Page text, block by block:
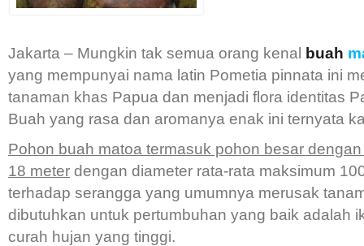
Jakarta – Mungkin tak semua orang kenal buah
yang mempunyai nama latin Pometia pinnata ini
tanaman khas Papua dan menjadi flora identitas
Buah yang rasa dan aromanya enak ini ternyata
Pohon buah matoa termasuk pohon besar
18 meter dengan diameter rata-rata maksimum
terhadap serangga yang umumnya merusak
dibutuhkan untuk pertumbuhan yang baik adalah
curah hujan yang tinggi.